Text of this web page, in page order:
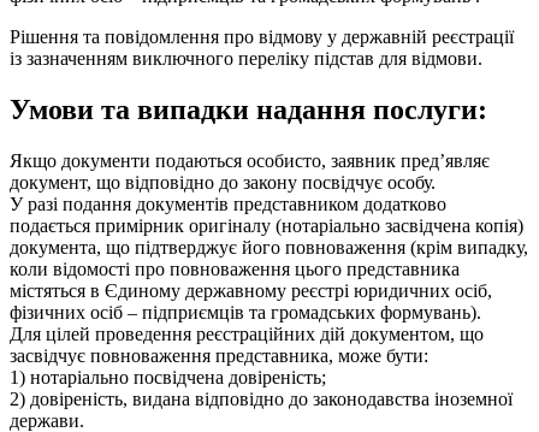
Рішення та повідомлення про відмову у державній реєстрації
із зазначенням виключного переліку підстав для відмови.
Умови та випадки надання послуги:
Якщо документи подаються особисто, заявник пред’являє
документ, що відповідно до закону посвідчує особу.
У разі подання документів представником додатково
подається примірник оригіналу (нотаріально засвідчена копія)
документа, що підтверджує його повноваження (крім випадку,
коли відомості про повноваження цього представника
містяться в Єдиному державному реєстрі юридичних осіб,
фізичних осіб – підприємців та громадських формувань).
Для цілей проведення реєстраційних дій документом, що
засвідчує повноваження представника, може бути:
1) нотаріально посвідчена довіреність;
2) довіреність, видана відповідно до законодавства іноземної
держави.